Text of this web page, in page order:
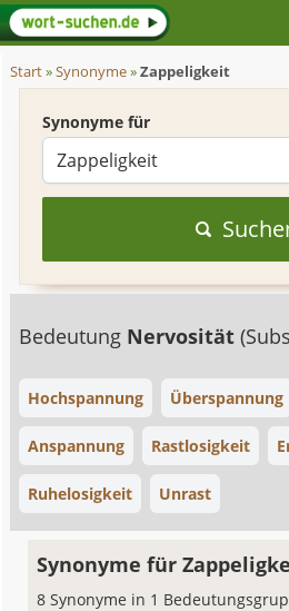
Start»Synonyme»Zappeligkeit
Synonyme für
Bedeutung Nervosität
Hochspannung Überspannung
Anspannung Rastlosigkeit
Ruhelosigkeit Unrast
Synonyme für
8 Synonyme in 1